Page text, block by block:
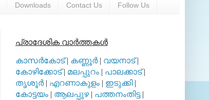
Downloads Contact Us Follow Us
പ്രാദേശിക വാര്‍ത്തകള്‍
കാസര്‍കോട്| കണ്ണൂര്‍| വയനാട്|
കോഴിക്കോട്| മലപ്പുറം | പാലക്കാട്|
തൃശൂര്‍| എറണാകുളം | ഇടുക്കി|
കോട്ടയം | ആലപ്പുഴ| പത്തനംതിട്ട|